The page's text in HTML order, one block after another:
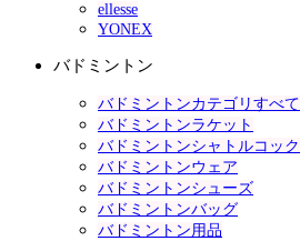
ellesse
YONEX
バドミントン
バドミントンカテゴリすべて
バドミントンラケット
バドミントンシャトルコック
バドミントンウェア
バドミントンシューズ
バドミントンバッグ
バドミントン用品